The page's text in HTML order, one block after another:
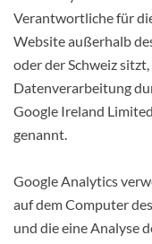
Verantwortliche für
Website außerhalb
oder der Schweiz
Datenverarbeitung
Google Ireland
genannt.
Google Analytics
auf dem Computer
und die eine Analyse